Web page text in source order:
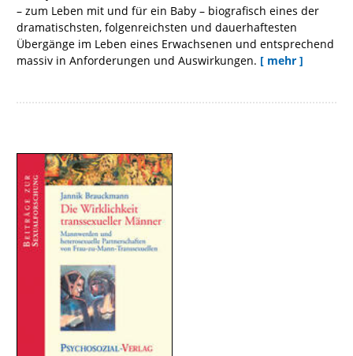
– zum Leben mit und für ein Baby – biografisch eines der
dramatischsten, folgenreichsten und dauerhaftesten
Übergänge im Leben eines Erwachsenen und entsprechend
massiv in Anforderungen und Auswirkungen. [ mehr ]